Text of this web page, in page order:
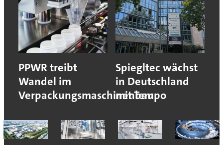
PPWR treibt
Wandel im
Verpackungsmaschinenbau
Spiegltec wächst
in Deutschland
mit Tempo